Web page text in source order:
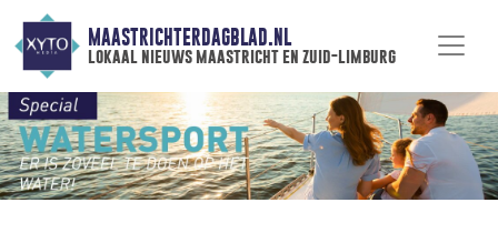
MAASTRICHTERDAGBLAD.NL
lokaal nieuws maastricht en zuid-limburg